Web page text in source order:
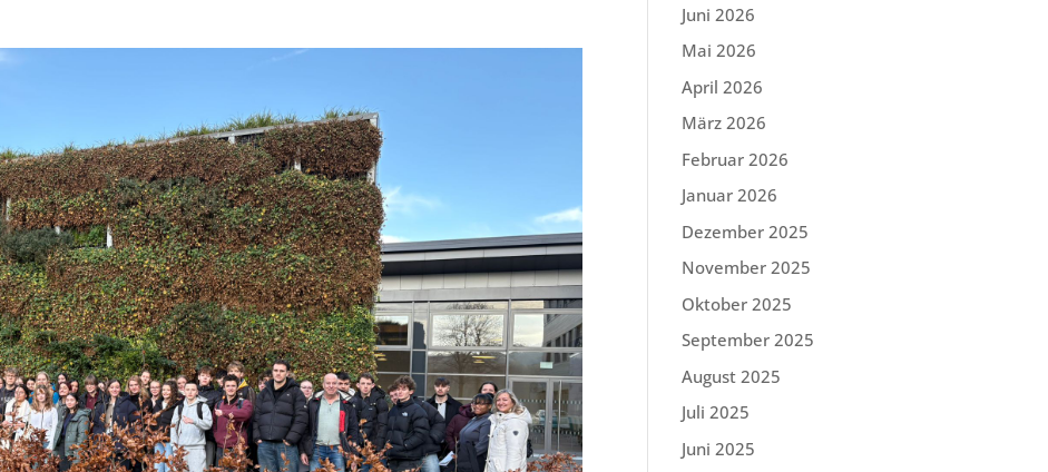
Juni 2026
Mai 2026
April 2026
März 2026
Februar 2026
Januar 2026
Dezember 2025
November 2025
Oktober 2025
September 2025
August 2025
Juli 2025
Juni 2025